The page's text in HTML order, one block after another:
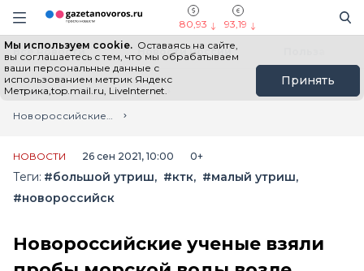
Информационный портал "ГазетаНоворос.ру"
Навигация сайта
80,93 93,19
Мы используем cookie. Оставаясь на сайте,
вы соглашаетесь с тем, что мы обрабатываем
ваши персональные данные с
использованием метрик Яндекс
Метрика,top.mail.ru, LiveInternet.
Принять
Все новости Новости России
Главная
Лента новостей
Новороссийские ученые взяли пробы морской воды возле терминала КТК
НОВОСТИ 26 сен 2021, 10:00 0+
Теги: #большой утриш #ктк
#малый утриш
#новороссийск
Новороссийские ученые взяли